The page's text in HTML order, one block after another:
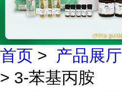
首页 > 产品展厅
> 3-苯基丙胺